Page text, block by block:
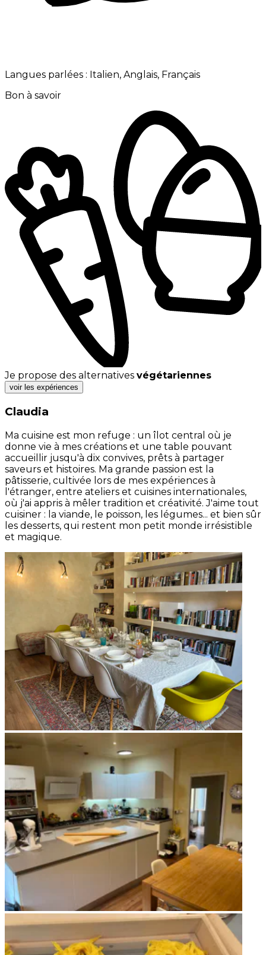
Langues parlées : Italien, Anglais, Français
Bon à savoir
Je propose des alternatives végétariennes
voir les expériences
Claudia
Ma cuisine est mon refuge : un îlot central où je
donne vie à mes créations et une table pouvant
accueillir jusqu'à dix convives, prêts à partager
saveurs et histoires. Ma grande passion est la
pâtisserie, cultivée lors de mes expériences à
l'étranger, entre ateliers et cuisines internationales,
où j'ai appris à mêler tradition et créativité. J'aime tout
cuisiner : la viande, le poisson, les légumes... et bien sûr
les desserts, qui restent mon petit monde irrésistible
et magique.